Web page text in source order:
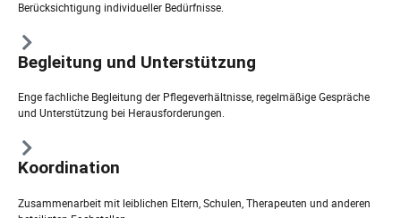
Berücksichtigung individueller Bedürfnisse.
Begleitung und Unterstützung
Enge fachliche Begleitung der Pflegeverhältnisse, regelmäßige Gespräche
und Unterstützung bei Herausforderungen.
Koordination
Zusammenarbeit mit leiblichen Eltern, Schulen, Therapeuten und anderen